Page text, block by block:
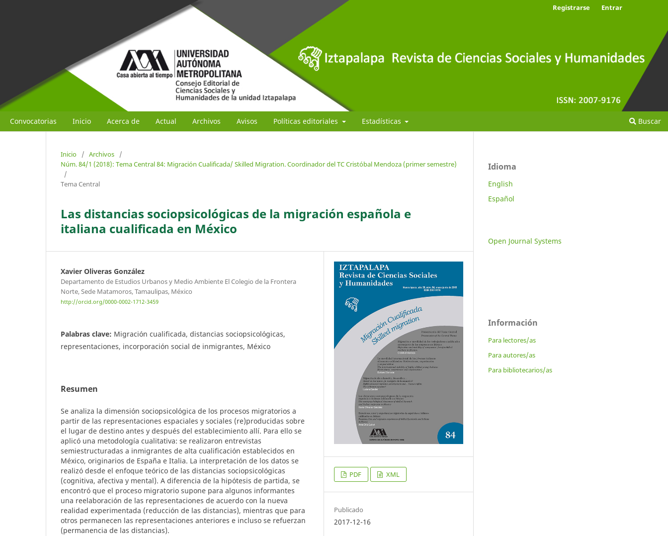
Convocatorias Inicio Acerca de Actual Archivos Avisos Políticas editoriales Estadísticas Buscar
Registrarse Entrar
Inicio / Archivos
/
Núm. 84/1 (2018): Tema Central 84: Migración Cualificada/ Skilled Migration. Coordinador del TC Cristóbal Mendoza (primer semestre)
/
Tema Central
Las distancias sociopsicológicas de la migración española e
italiana cualificada en México
Xavier Oliveras González
Departamento de Estudios Urbanos y Medio Ambiente El Colegio de la Frontera
Norte, Sede Matamoros, Tamaulipas, México
http://orcid.org/0000-0002-1712-3459
Palabras clave: Migración cualificada, distancias sociopsicológicas,
representaciones, incorporación social de inmigrantes, México
Resumen
Se analiza la dimensión sociopsicológica de los procesos migratorios a
partir de las representaciones espaciales y sociales (re)producidas sobre
el lugar de destino antes y después del establecimiento allí. Para ello se
aplicó una metodología cualitativa: se realizaron entrevistas
semiestructuradas a inmigrantes de alta cualificación establecidos en
México, originarios de España e Italia. La interpretación de los datos se
realizó desde el enfoque teórico de las distancias sociopsicológicas
(cognitiva, afectiva y mental). A diferencia de la hipótesis de partida, se
encontró que el proceso migratorio supone para algunos informantes
una reelaboración de las representaciones de acuerdo con la nueva
realidad experimentada (reducción de las distancias), mientras que para
otros permanecen las representaciones anteriores e incluso se refuerzan
(permanencia de las distancias).
PDF XML
Publicado
2017-12-16
Idioma
English
Español
Open Journal Systems
Información
Para lectores/as
Para autores/as
Para bibliotecarios/as